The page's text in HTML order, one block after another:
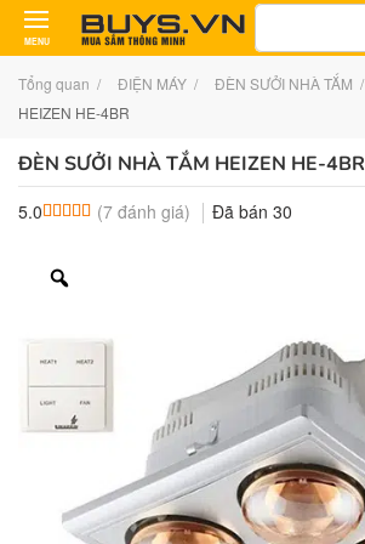
MENU
Tìm
Tổng quan ĐIỆN MÁY ĐÈN SƯỞI NHÀ TẮM
HEIZEN HE-4BR
ĐÈN SƯỞI NHÀ TẮM HEIZEN HE-4BR
5.0 5.0 trên 5 dựa trên
7 đánh giá
(7 đánh giá) Đã bán 30